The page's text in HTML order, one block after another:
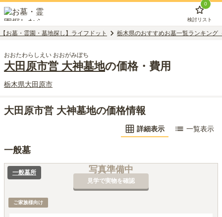
0
検討リスト
【お墓・霊園・墓地探し】ライフドット 栃木県のおすすめお墓一覧ランキング
おおたわらしえい おおがみぼち
大田原市営 大神墓地の価格・費用
栃木県大田原市
大田原市営 大神墓地の価格情報
詳細表示 一覧表示
一般墓
写真準備中
見学で実物を確認
一般墓所
ご家族様向け